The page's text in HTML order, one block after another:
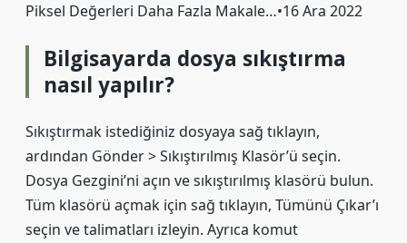
Piksel Değerleri ​​Daha Fazla Makale…•16 Ara 2022
Bilgisayarda dosya sıkıştırma
nasıl yapılır?
Sıkıştırmak istediğiniz dosyaya sağ tıklayın,
ardından Gönder > Sıkıştırılmış Klasör’ü seçin.
Dosya Gezgini’ni açın ve sıkıştırılmış klasörü bulun.
Tüm klasörü açmak için sağ tıklayın, Tümünü Çıkar’ı
seçin ve talimatları izleyin. Ayrıca komut